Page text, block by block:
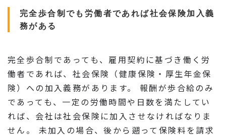
完全歩合制でも労働者であれば社会保険加入義
務がある
完全歩合制であっても、雇用契約に基づき働く労
働者であれば、社会保険（健康保険・厚生年金保
険）への加入義務があります。 報酬が歩合給のみ
であっても、一定の労働時間や日数を満たしてい
れば、会社は社会保険に加入させなければなりま
せん。 未加入の場合、後から遡って保険料を請求